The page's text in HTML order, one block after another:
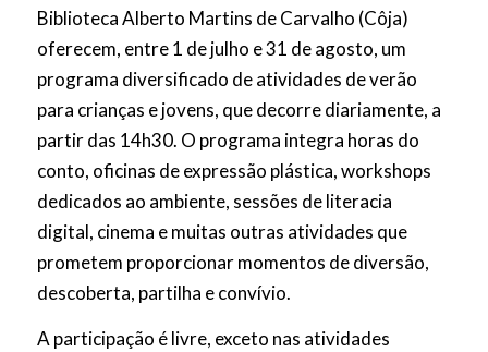
Biblioteca Alberto Martins de Carvalho (Côja)
oferecem, entre 1 de julho e 31 de agosto, um
programa diversificado de atividades de verão
para crianças e jovens, que decorre diariamente, a
partir das 14h30. O programa integra horas do
conto, oficinas de expressão plástica, workshops
dedicados ao ambiente, sessões de literacia
digital, cinema e muitas outras atividades que
prometem proporcionar momentos de diversão,
descoberta, partilha e convívio.
A participação é livre, exceto nas atividades